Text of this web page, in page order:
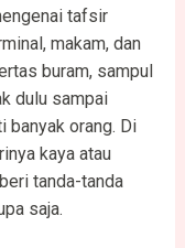
tafsir
makam, dan
buram, sampul
dulu sampai
banyak orang. Di
kaya atau
tanda-tanda
saja.